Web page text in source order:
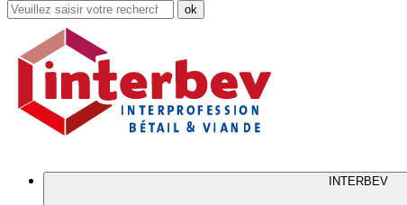
Rechercher
dans
site
INTERBEV